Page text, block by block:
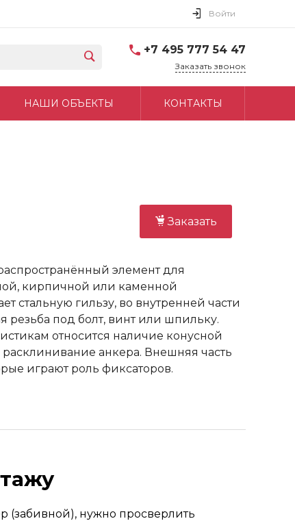
Войти
+7 495 777 54 47
Заказать звонок
НАШИ ОБЪЕКТЫ КОНТАКТЫ
Заказать
элемент для
кирпичной или каменной
стальную гильзу, во внутренней части
резьба под болт, винт или шпильку.
относится наличие конусной
анкера. Внешняя часть
играют роль фиксаторов.
(забивной), нужно просверлить